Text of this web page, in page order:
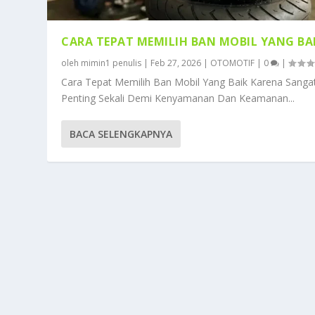
CARA TEPAT MEMILIH BAN MOBIL YANG
oleh mimin1 penulis | Feb 27, 2026 | OTOMOTIF | 0 |
Cara Tepat Memilih Ban Mobil Yang Baik Karena
Penting Sekali Demi Kenyamanan Dan Keamanan...
BACA SELENGKAPNYA